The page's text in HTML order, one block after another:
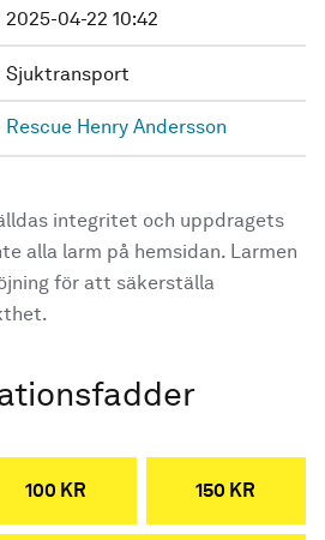
2025-04-22 10:42
Sjuktransport
Rescue Henry Andersson
integritet och uppdragets
alla larm på hemsidan. Larmen
för att säkerställa
100 KR 150 KR